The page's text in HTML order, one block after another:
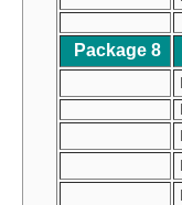
Package 8